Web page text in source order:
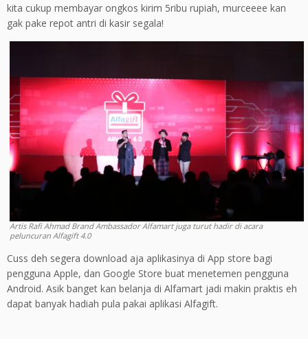
kita cukup membayar ongkos kirim 5ribu rupiah, murceeee kan
gak pake repot antri di kasir segala!
Artis Rafi Ahmad Brand Ambassador Alfamart juga turut hadir di acara
peluncuran Alfagift 4.0
Cuss deh segera download aja aplikasinya di App store bagi
pengguna Apple, dan Google Store buat menetemen pengguna
Android. Asik banget kan belanja di Alfamart jadi makin praktis eh
dapat banyak hadiah pula pakai aplikasi Alfagift.